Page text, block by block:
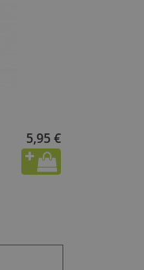
5,95 €